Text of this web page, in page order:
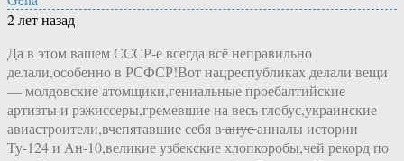
2 лет назад
Да в этом вашем СССР-е всегда всё неправильно
делали,особенно в РСФСР!Вот нацреспубликах делали вещи
— молдовские атомщики,гениальные проебалтийские
артизты и рэжиссеры,гремевшие на весь глобус,украинские
авиастроители,вчепятавшие себя в ̶а̶н̶у̶с̶ анналы истории
Ту-124 и Ан-10,великие узбекские хлопкоробы,чей рекорд по